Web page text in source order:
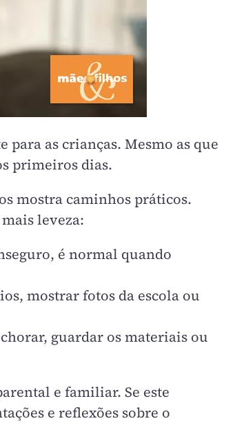
as crianças. Mesmo as que
primeiros dias.
mostra caminhos práticos.
leveza:
é normal quando
mostrar fotos da escola ou
guardar os materiais ou
e familiar. Se este
e reflexões sobre o